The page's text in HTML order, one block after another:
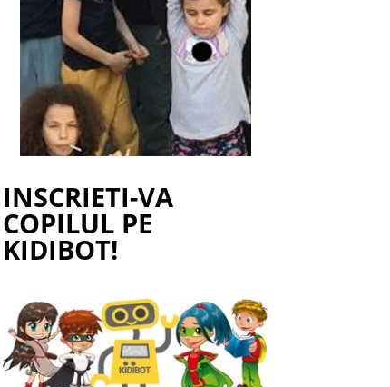
INSCRIETI-VA
COPILUL PE
KIDIBOT!